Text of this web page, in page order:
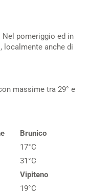
pomeriggio ed in
localmente anche di
massime tra 29° e
Brunico
17°C
31°C
Vipiteno
19°C